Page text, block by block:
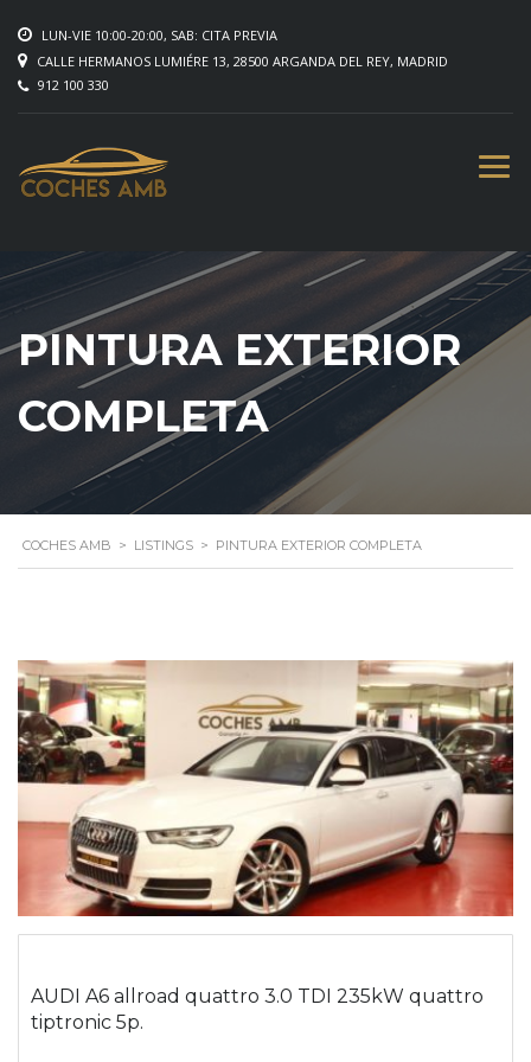
LUN-VIE 10:00-20:00, SAB: CITA PREVIA
CALLE HERMANOS LUMIÉRE 13, 28500 ARGANDA DEL REY, MADRID
912 100 330
PINTURA EXTERIOR
COMPLETA
COCHES AMB > LISTINGS > PINTURA EXTERIOR COMPLETA
AUDI A6 allroad quattro 3.0 TDI 235kW quattro
tiptronic 5p.